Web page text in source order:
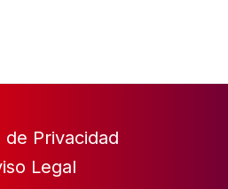
de Privacidad
Legal